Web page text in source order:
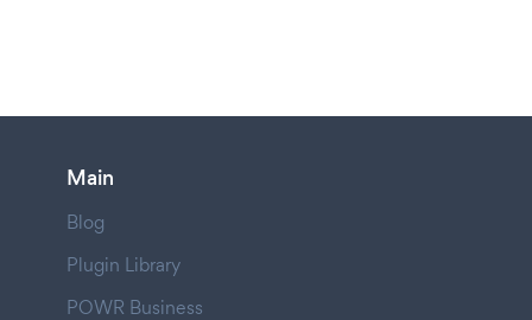
Main
Blog
Plugin Library
POWR Business